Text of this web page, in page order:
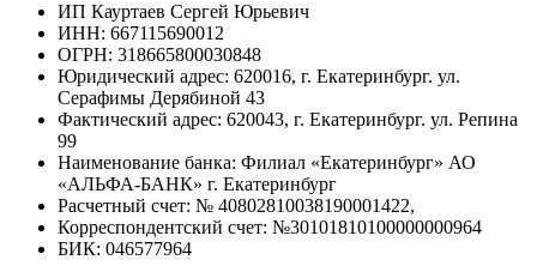
ИП Кауртаев Сергей Юрьевич
ИНН: 667115690012
ОГРН: 318665800030848
Юридический адрес: 620016, г. Екатеринбург. ул.
Серафимы Дерябиной 43
Фактический адрес: 620043, г. Екатеринбург. ул. Репина
99
Наименование банка: Филиал «Екатеринбург» АО
«АЛЬФА-БАНК» г. Екатеринбург
Расчетный счет: № 40802810038190001422,
Корреспондентский счет: №30101810100000000964
БИК: 046577964